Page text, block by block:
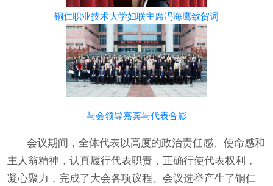
铜仁职业技术大学妇联主席冯海鹰致贺词
与会领导嘉宾与代表合影
会议期间，全体代表以高度的政治责任感、使命感和
主人翁精神，认真履行代表职责，正确行使代表权利，
凝心聚力，完成了大会各项议程。会议选举产生了铜仁